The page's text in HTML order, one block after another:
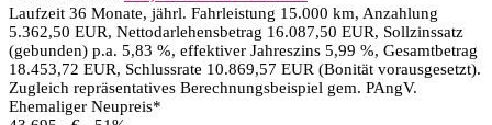
Laufzeit 36 Monate, jährl. Fahrleistung 15.000 km, Anzahlung
5.362,50 EUR, Nettodarlehensbetrag 16.087,50 EUR, Sollzinssatz
(gebunden) p.a. 5,83 %, effektiver Jahreszins 5,99 %, Gesamtbetrag
18.453,72 EUR, Schlussrate 10.869,57 EUR (Bonität vorausgesetzt).
Zugleich repräsentatives Berechnungsbeispiel gem. PAngV.
Ehemaliger Neupreis*